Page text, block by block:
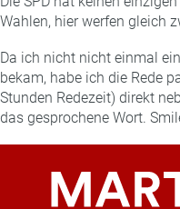
Wahlen, hier werfen gleich
Da ich nicht nicht einmal
bekam, habe ich die Rede
Stunden Redezeit) direkt
das gesprochene Wort.